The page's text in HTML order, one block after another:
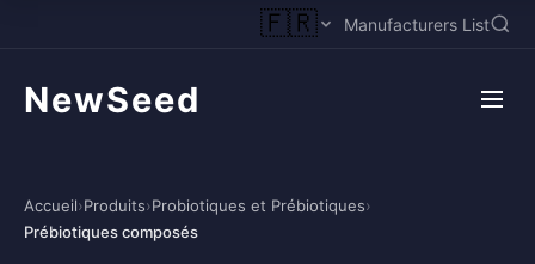
🇫🇷 Manufacturers List
NewSeed
Accueil›Produits›Probiotiques et Prébiotiques›
Prébiotiques composés